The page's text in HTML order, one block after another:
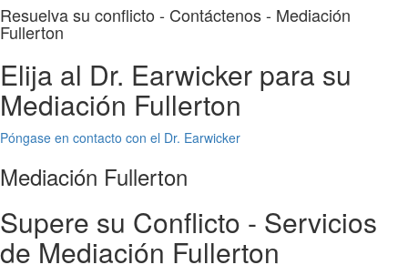
Resuelva su conflicto - Contáctenos - Mediación
Fullerton
Elija al Dr. Earwicker para su
Mediación Fullerton
Póngase en contacto con el Dr. Earwicker
Mediación Fullerton
Supere su Conflicto - Servicios
de Mediación Fullerton